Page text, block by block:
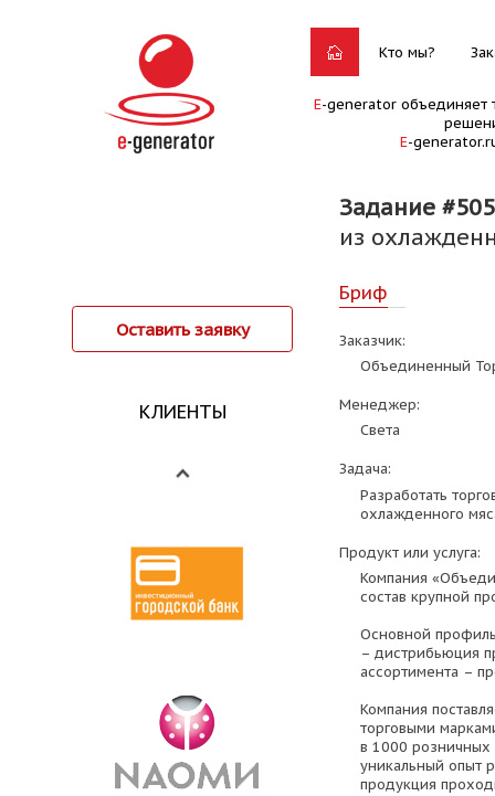
Кто мы?
E-generator объединяет
E-
Задание #505
из
Оставить заявку
КЛИЕНТЫ
Бриф
Заказчик:
Объединенный
Менеджер:
Света
Задача:
Разработать
охлажденного
Продукт или услуга:
Компания
состав крупной
Основной
– дистрибьюция
ассортимента –
Компания
торговыми
в 1000 розничных
уникальный опыт
продукция